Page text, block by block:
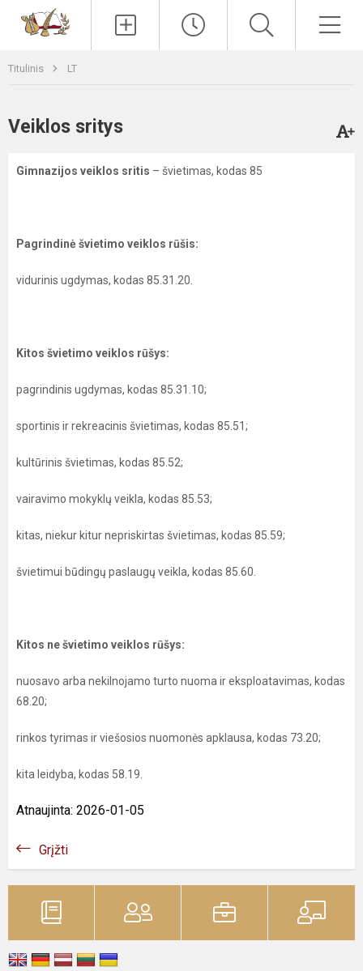
Titulinis LT
Veiklos sritys
Gimnazijos veiklos sritis – švietimas, kodas 85
Pagrindinė švietimo veiklos rūšis:
vidurinis ugdymas, kodas 85.31.20.
Kitos švietimo veiklos rūšys:
pagrindinis ugdymas, kodas 85.31.10;
sportinis ir rekreacinis švietimas, kodas 85.51;
kultūrinis švietimas, kodas 85.52;
vairavimo mokyklų veikla, kodas 85.53;
kitas, niekur kitur nepriskirtas švietimas, kodas 85.59;
švietimui būdingų paslaugų veikla, kodas 85.60.
Kitos ne švietimo veiklos rūšys:
nuosavo arba nekilnojamo turto nuoma ir eksploatavimas, kodas
68.20;
rinkos tyrimas ir viešosios nuomonės apklausa, kodas 73.20;
kita leidyba, kodas 58.19.
Atnaujinta: 2026-01-05
Grįžti